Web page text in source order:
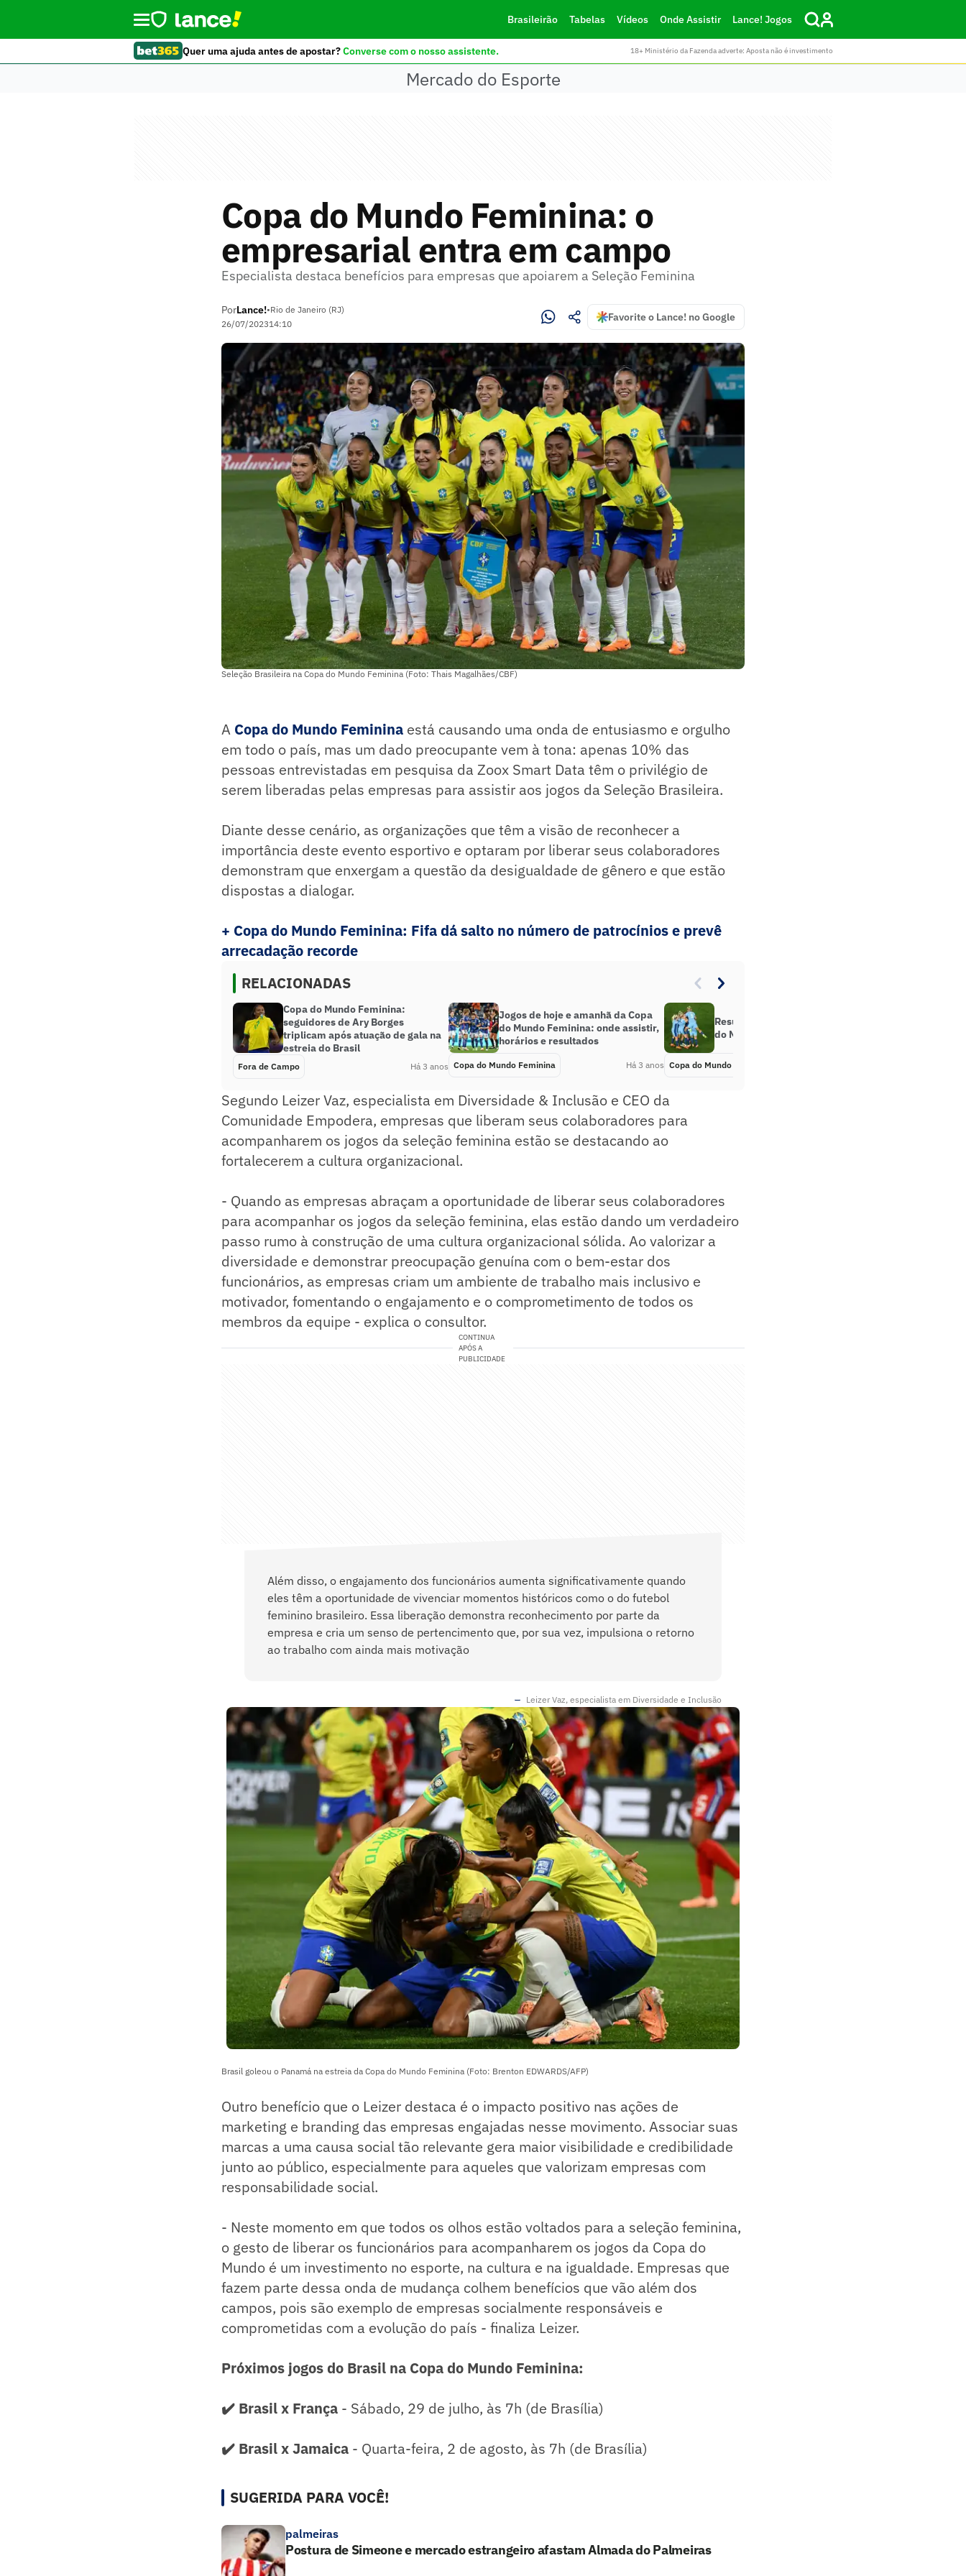
Brasileirão Tabelas Vídeos Onde Assistir Lance! Jogos
Quer uma ajuda antes de apostar?Converse com o nosso assistente. 18+ Ministério da Fazenda adverte: Aposta não é investimento
Mercado do Esporte
Copa do Mundo Feminina: o
empresarial entra em campo
Especialista destaca benefícios para empresas que apoiarem a Seleção Feminina
PorLance!•Rio de Janeiro (RJ)
26/07/202314:10
Favorite o Lance! no Google
Seleção Brasileira na Copa do Mundo Feminina (Foto: Thais Magalhães/CBF)
A Copa do Mundo Feminina está causando uma onda de entusiasmo e orgulho
em todo o país, mas um dado preocupante vem à tona: apenas 10% das
pessoas entrevistadas em pesquisa da Zoox Smart Data têm o privilégio de
serem liberadas pelas empresas para assistir aos jogos da Seleção Brasileira.
Diante desse cenário, as organizações que têm a visão de reconhecer a
importância deste evento esportivo e optaram por liberar seus colaboradores
demonstram que enxergam a questão da desigualdade de gênero e que estão
dispostas a dialogar.
+ Copa do Mundo Feminina: Fifa dá salto no número de patrocínios e prevê
arrecadação recorde
RELACIONADAS
Copa do Mundo Feminina:
seguidores de Ary Borges
triplicam após atuação de gala na
estreia do Brasil
Fora de Campo Há 3 anos
Jogos de hoje e amanhã da Copa
do Mundo Feminina: onde assistir,
horários e resultados
Copa do Mundo Feminina Há 3 anos
Resultado do jogo de hoje da Copa
do Mundo Feminina 2023
Copa do Mundo Feminina
Segundo Leizer Vaz, especialista em Diversidade & Inclusão e CEO da
Comunidade Empodera, empresas que liberam seus colaboradores para
acompanharem os jogos da seleção feminina estão se destacando ao
fortalecerem a cultura organizacional.
- Quando as empresas abraçam a oportunidade de liberar seus colaboradores
para acompanhar os jogos da seleção feminina, elas estão dando um verdadeiro
passo rumo à construção de uma cultura organizacional sólida. Ao valorizar a
diversidade e demonstrar preocupação genuína com o bem-estar dos
funcionários, as empresas criam um ambiente de trabalho mais inclusivo e
motivador, fomentando o engajamento e o comprometimento de todos os
membros da equipe - explica o consultor.
CONTINUA
APÓS A
PUBLICIDADE
Além disso, o engajamento dos funcionários aumenta significativamente quando
eles têm a oportunidade de vivenciar momentos históricos como o do futebol
feminino brasileiro. Essa liberação demonstra reconhecimento por parte da
empresa e cria um senso de pertencimento que, por sua vez, impulsiona o retorno
ao trabalho com ainda mais motivação
Leizer Vaz, especialista em Diversidade e Inclusão
Brasil goleou o Panamá na estreia da Copa do Mundo Feminina (Foto: Brenton EDWARDS/AFP)
Outro benefício que o Leizer destaca é o impacto positivo nas ações de
marketing e branding das empresas engajadas nesse movimento. Associar suas
marcas a uma causa social tão relevante gera maior visibilidade e credibilidade
junto ao público, especialmente para aqueles que valorizam empresas com
responsabilidade social.
- Neste momento em que todos os olhos estão voltados para a seleção feminina,
o gesto de liberar os funcionários para acompanharem os jogos da Copa do
Mundo é um investimento no esporte, na cultura e na igualdade. Empresas que
fazem parte dessa onda de mudança colhem benefícios que vão além dos
campos, pois são exemplo de empresas socialmente responsáveis e
comprometidas com a evolução do país - finaliza Leizer.
Próximos jogos do Brasil na Copa do Mundo Feminina:
✔️ Brasil x França - Sábado, 29 de julho, às 7h (de Brasília)
✔️ Brasil x Jamaica - Quarta-feira, 2 de agosto, às 7h (de Brasília)
SUGERIDA PARA VOCÊ!
palmeiras
Postura de Simeone e mercado estrangeiro afastam Almada do Palmeiras